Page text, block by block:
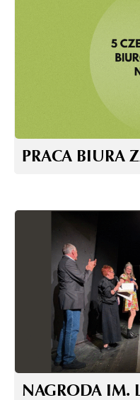
PRACA BIURA
NAGRODA IM.